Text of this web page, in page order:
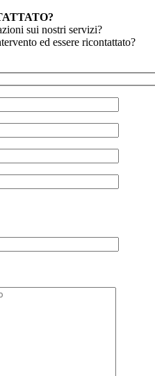
sui nostri servizi?
ed essere ricontattato?